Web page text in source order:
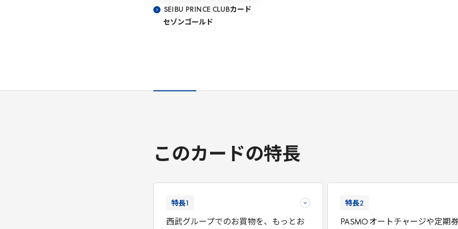
SEIBU PRINCE CLUBカード
セゾンゴールド
このカードの特長
特長
西武グループでのお買物を、もっとお
特長2
PASMOオートチャージや定期